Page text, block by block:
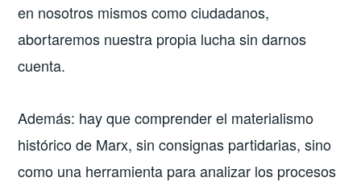
en nosotros mismos como ciudadanos,
abortaremos nuestra propia lucha sin darnos
cuenta.
Además: hay que comprender el materialismo
histórico de Marx, sin consignas partidarias, sino
como una herramienta para analizar los procesos